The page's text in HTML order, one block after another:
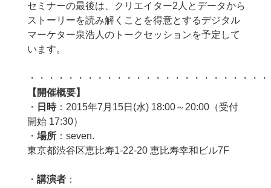
セミナーの最後は、クリエイター2人とデータから
ストーリーを読み解くことを得意とするデジタル
マーケター泉浩人のトークセッションを予定して
います。
・・・・・・・・・・・・・・・・・・・・・・・・
【開催概要】
・ 日時：2015年7月15日(水) 18:00～20:00（受付
開始 17:30）
・ 場所：seven.
東京都渋谷区恵比寿1-22-20 恵比寿幸和ビル7F
・ 講演者：